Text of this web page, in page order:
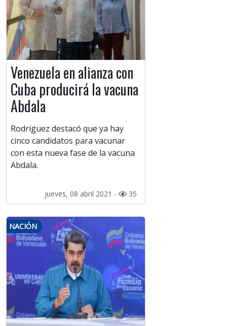
Venezuela en alianza con
Cuba producirá la vacuna
Abdala
Rodríguez destacó que ya hay
cinco candidatos para vacunar
con esta nueva fase de la vacuna
Abdala.
jueves, 08 abril 2021 - 35
NACIÓN